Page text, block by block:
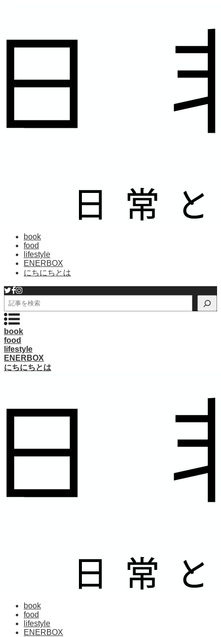
book
food
lifestyle
ENERBOX
にちにちとは
検
索
book
food
lifestyle
ENERBOX
にちにちとは
book
food
lifestyle
ENERBOX